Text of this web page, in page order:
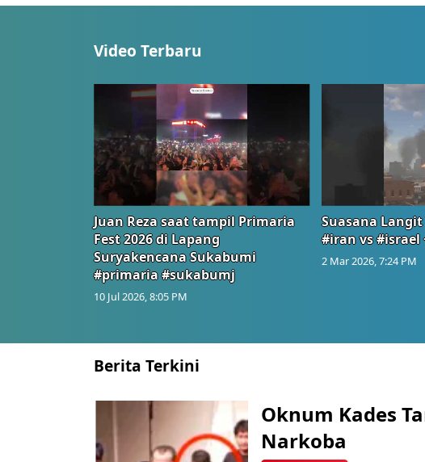
Video Terbaru
Juan Reza saat tampil Primaria
Fest 2026 di Lapang
Suryakencana Sukabumi
#primaria #sukabumj
10 Jul 2026, 8:05 PM
Suasana
#iran vs #israel
2 Mar 2026, 7:24 PM
Berita Terkini
Oknum Kades
Narkoba